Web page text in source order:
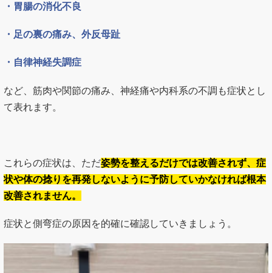
・胃腸の消化不良
・足の裏の痛み、外反母趾
・自律神経失調症
など、筋肉や関節の痛み、神経痛や内科系の不調も症状とし
て表れます。
これらの症状は、ただ姿勢を整えるだけでは改善されず、症
状や体の捻りを再発しないように予防していかなければ根本
改善されません。
症状と側弯症の原因を的確に確認していきましょう。